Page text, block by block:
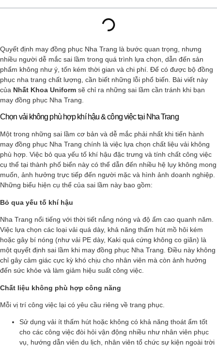
Quyết định may đồng phục Nha Trang là bước quan trọng, nhưng
nhiều người dễ mắc sai lầm trong quá trình lựa chọn, dẫn đến sản
phẩm không như ý, tốn kém thời gian và chi phí. Để có được bộ đồng
phục nha trang chất lượng, cần biết những lỗi phổ biến. Bài viết này
của Nhất Khoa Uniform sẽ chỉ ra những sai lầm cần tránh khi bạn
may đồng phục Nha Trang.
Chọn vải không phù hợp khí hậu & công việc tại Nha Trang
Một trong những sai lầm cơ bản và dễ mắc phải nhất khi tiến hành
may đồng phục Nha Trang chính là việc lựa chọn chất liệu vải không
phù hợp. Việc bỏ qua yếu tố khí hậu đặc trưng và tính chất công việc
cụ thể tại thành phố biển này có thể dẫn đến nhiều hệ lụy không mong
muốn, ảnh hưởng trực tiếp đến người mặc và hình ảnh doanh nghiệp.
Những biểu hiện cụ thể của sai lầm này bao gồm:
Bỏ qua yếu tố khí hậu
Nha Trang nổi tiếng với thời tiết nắng nóng và độ ẩm cao quanh năm.
Việc lựa chọn các loại vải quá dày, khả năng thấm hút mồ hôi kém
hoặc gây bí nóng (như vải PE dày, Kaki quá cứng không co giãn) là
một quyết định sai lầm khi may đồng phục Nha Trang. Điều này không
chỉ gây cảm giác cực kỳ khó chịu cho nhân viên mà còn ảnh hưởng
đến sức khỏe và làm giảm hiệu suất công việc.
Chất liệu không phù hợp công năng
Mỗi vị trí công việc lại có yêu cầu riêng về trang phục.
Sử dụng vải ít thấm hút hoặc không có khả năng thoát ẩm tốt
cho các công việc đòi hỏi vận động nhiều như nhân viên phục
vụ, hướng dẫn viên du lịch, nhân viên tổ chức sự kiện ngoài trời